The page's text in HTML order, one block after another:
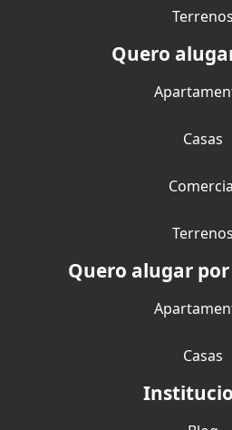
Terrenos
Quero
Casas
Terrenos
Quero alugar
Casas